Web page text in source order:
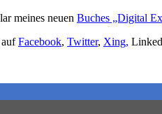
meines neuen Buches „Digital
Facebook, Twitter, Xing,